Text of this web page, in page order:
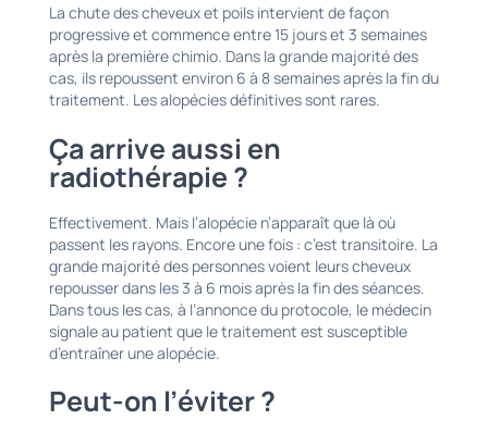
La chute des cheveux et poils intervient de façon
progressive et commence entre 15 jours et 3 semaines
après la première chimio. Dans la grande majorité des
cas, ils repoussent environ 6 à 8 semaines après la fin du
traitement. Les alopécies définitives sont rares.
Ça arrive aussi en
radiothérapie ?
Effectivement. Mais l’alopécie n’apparaît que là où
passent les rayons. Encore une fois : c’est transitoire. La
grande majorité des personnes voient leurs cheveux
repousser dans les 3 à 6 mois après la fin des séances.
Dans tous les cas, à l’annonce du protocole, le médecin
signale au patient que le traitement est susceptible
d’entraîner une alopécie.
Peut-on l’éviter ?